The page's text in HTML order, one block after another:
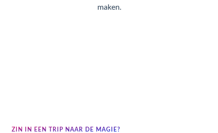
maken.
ZIN IN EEN TRIP NAAR DE MAGIE?